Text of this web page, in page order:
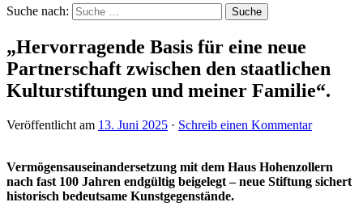
Suche nach:
„Hervorragende Basis für eine neue
Partnerschaft zwischen den staatlichen
Kulturstiftungen und meiner Familie“.
Veröffentlicht am 13. Juni 2025 · Schreib einen Kommentar
Vermögensauseinandersetzung mit dem Haus Hohenzollern
nach fast 100 Jahren endgültig beigelegt – neue Stiftung sichert
historisch bedeutsame Kunstgegenstände.